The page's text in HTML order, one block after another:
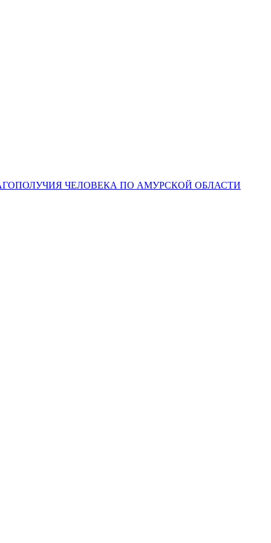
ЧЕЛОВЕКА ПО АМУРСКОЙ ОБЛАСТИ